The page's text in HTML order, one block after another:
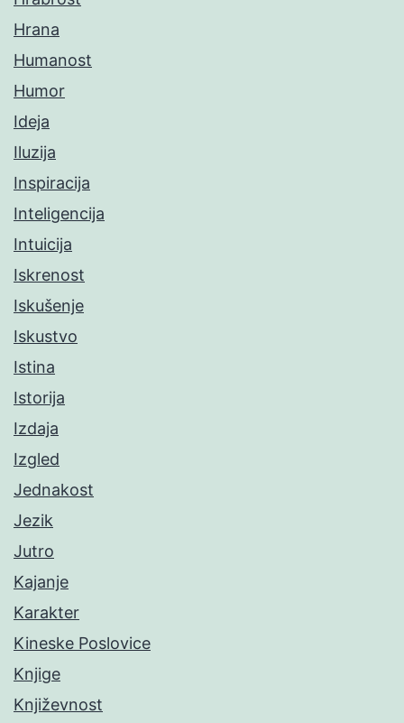
Hrana
Humanost
Humor
Ideja
Iluzija
Inspiracija
Inteligencija
Intuicija
Iskrenost
Iskušenje
Iskustvo
Istina
Istorija
Izdaja
Izgled
Jednakost
Jezik
Jutro
Kajanje
Karakter
Kineske Poslovice
Knjige
Književnost